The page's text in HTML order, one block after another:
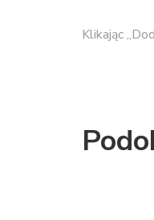
Klikając